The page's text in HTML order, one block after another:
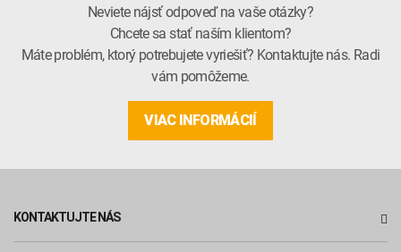
Neviete nájsť odpoveď na vaše otázky?
Chcete sa stať naším klientom?
Máte problém, ktorý potrebujete vyriešiť? Kontaktujte nás. Radi
vám pomôžeme.
VIAC INFORMÁCIÍ
KONTAKTUJTE NÁS